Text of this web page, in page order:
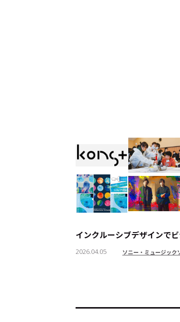
トップ Top
インクルーシブデザインで
2026.04.05 ソニー・ミュージック